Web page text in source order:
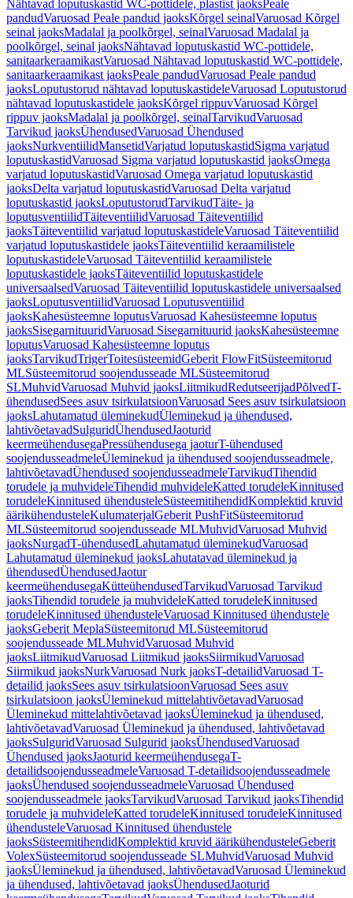
Nähtavad loputuskastid WC-pottidele, plastist jaoksPeale
pandudVaruosad Peale pandud jaoksKõrgel seinalVaruosad Kõrgel
seinal jaoksMadalal ja poolkõrgel, seinalVaruosad Madalal ja
poolkõrgel, seinal jaoksNähtavad loputuskastid WC-pottidele,
sanitaarkeraamikastVaruosad Nähtavad loputuskastid WC-pottidele,
sanitaarkeraamikast jaoksPeale pandudVaruosad Peale pandud
jaoksLoputustorud nähtavad loputuskastideleVaruosad Loputustorud
nähtavad loputuskastidele jaoksKõrgel rippuvVaruosad Kõrgel
rippuv jaoksMadalal ja poolkõrgel, seinalTarvikudVaruosad
Tarvikud jaoksÜhendusedVaruosad Ühendused
jaoksNurkventiilidMansetidVarjatud loputuskastidSigma varjatud
loputuskastidVaruosad Sigma varjatud loputuskastid jaoksOmega
varjatud loputuskastidVaruosad Omega varjatud loputuskastid
jaoksDelta varjatud loputuskastidVaruosad Delta varjatud
loputuskastid jaoksLoputustorudTarvikudTäite- ja
loputusventiilidTäiteventiilidVaruosad Täiteventiilid
jaoksTäiteventiilid varjatud loputuskastideleVaruosad Täiteventiilid
varjatud loputuskastidele jaoksTäiteventiilid keraamilistele
loputuskastideleVaruosad Täiteventiilid keraamilistele
loputuskastidele jaoksTäiteventiilid loputuskastidele
universaalsedVaruosad Täiteventiilid loputuskastidele universaalsed
jaoksLoputusventiilidVaruosad Loputusventiilid
jaoksKahesüsteemne loputusVaruosad Kahesüsteemne loputus
jaoksSisegarnituuridVaruosad Sisegarnituurid jaoksKahesüsteemne
loputusVaruosad Kahesüsteemne loputus
jaoksTarvikudTrigerToitesüsteemidGeberit FlowFitSüsteemitorud
MLSüsteemitorud soojendusseade MLSüsteemitorud
SLMuhvidVaruosad Muhvid jaoksLiitmikudRedutseerijadPõlvedT-
ühendusedSees asuv tsirkulatsioonVaruosad Sees asuv tsirkulatsioon
jaoksLahutamatud üleminekudÜleminekud ja ühendused,
lahtivõetavadSulguridÜhendusedJaoturid
keermeühendusegaPressühendusega jaoturT-ühendused
soojendusseadmeleÜleminekud ja ühendused soojendusseadmele,
lahtivõetavadÜhendused soojendusseadmeleTarvikudTihendid
torudele ja muhvideleTihendid muhvideleKatted torudeleKinnitused
torudeleKinnitused ühendusteleSüsteemitihendidKomplektid kruvid
äärikühendusteleKulumaterjalGeberit PushFitSüsteemitorud
MLSüsteemitorud soojendusseade MLMuhvidVaruosad Muhvid
jaoksNurgadT-ühendusedLahutamatud üleminekudVaruosad
Lahutamatud üleminekud jaoksLahutatavad üleminekud ja
ühendusedÜhendusedJaotur
keermeühendusegaKütteühendusedTarvikudVaruosad Tarvikud
jaoksTihendid torudele ja muhvideleKatted torudeleKinnitused
torudeleKinnitused ühendusteleVaruosad Kinnitused ühendustele
jaoksGeberit MeplaSüsteemitorud MLSüsteemitorud
soojendusseade MLMuhvidVaruosad Muhvid
jaoksLiitmikudVaruosad Liitmikud jaoksSiirmikudVaruosad
Siirmikud jaoksNurkVaruosad Nurk jaoksT-detailidVaruosad T-
detailid jaoksSees asuv tsirkulatsioonVaruosad Sees asuv
tsirkulatsioon jaoksÜleminekud mittelahtivõetavadVaruosad
Üleminekud mittelahtivõetavad jaoksÜleminekud ja ühendused,
lahtivõetavadVaruosad Üleminekud ja ühendused, lahtivõetavad
jaoksSulguridVaruosad Sulgurid jaoksÜhendusedVaruosad
Ühendused jaoksJaoturid keermeühendusegaT-
detailidsoojendusseadmeleVaruosad T-detailidsoojendusseadmele
jaoksÜhendused soojendusseadmeleVaruosad Ühendused
soojendusseadmele jaoksTarvikudVaruosad Tarvikud jaoksTihendid
torudele ja muhvideleKatted torudeleKinnitused torudeleKinnitused
ühendusteleVaruosad Kinnitused ühendustele
jaoksSüsteemitihendidKomplektid kruvid äärikühendusteleGeberit
VolexSüsteemitorud soojendusseade SLMuhvidVaruosad Muhvid
jaoksÜleminekud ja ühendused, lahtivõetavadVaruosad Üleminekud
ja ühendused, lahtivõetavad jaoksÜhendusedJaoturid